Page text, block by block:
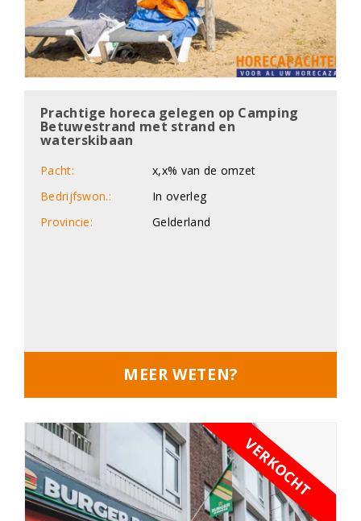
Prachtige horeca gelegen op Camping
Betuwestrand met strand en
waterskibaan
Pacht:
x,x% van de omzet
Bedrijfswon.:
In overleg
Provincie:
Gelderland
MEER WETEN?
VERKOCHT